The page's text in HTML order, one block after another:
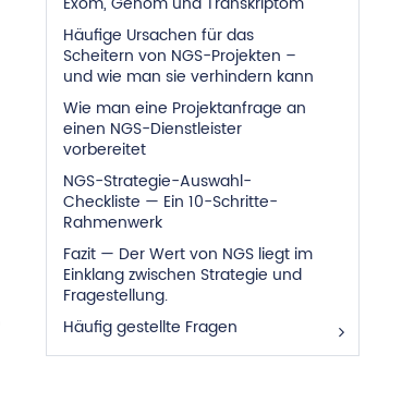
Häufige Ursachen für das
Scheitern von NGS-Projekten –
und wie man sie verhindern kann
Wie man eine Projektanfrage an
einen NGS-Dienstleister
vorbereitet
NGS-Strategie-Auswahl-
Checkliste — Ein 10-Schritte-
Rahmenwerk
Fazit — Der Wert von NGS liegt im
Einklang zwischen Strategie und
Fragestellung.
Häufig gestellte Fragen